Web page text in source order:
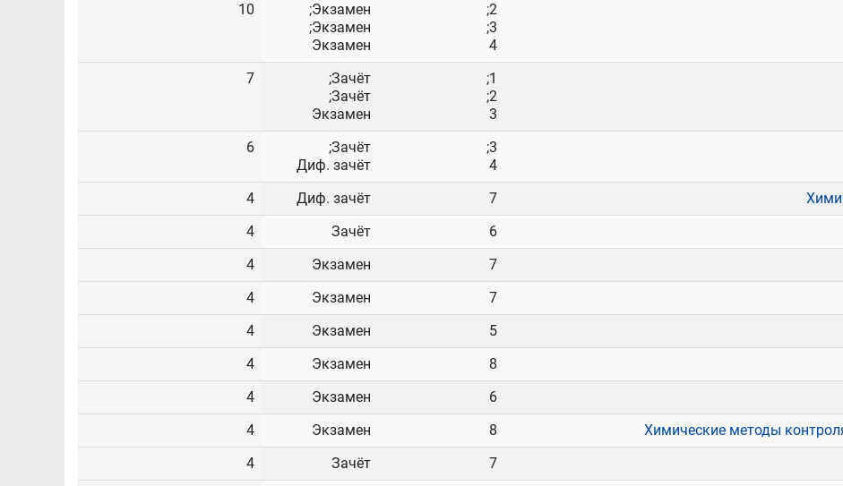
2;
3;
4
Экзамен;
Экзамен;
Экзамен
10
1;
2;
3
Зачёт;
Зачёт;
Экзамен
7
3;
4
Зачёт;
Диф. зачёт
6
7
Диф. зачёт
4
6
Зачёт
4
7
Экзамен
4
7
Экзамен
4
5
Экзамен
4
8
Экзамен
4
6
Экзамен
4
Химические методы
8
Экзамен
4
7
Зачёт
4